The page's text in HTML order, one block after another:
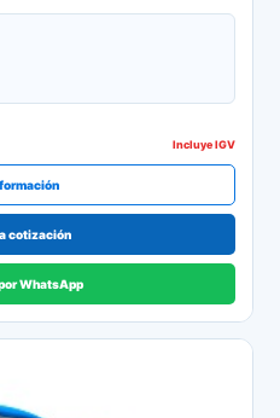
Incluye IGV
cotización
WhatsApp